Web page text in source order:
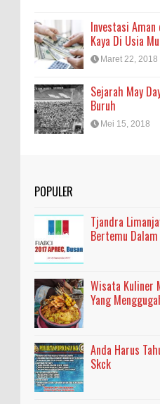
Investasi Aman
Kaya Di Usia
Maret 22, 2018
Sejarah May
Buruh
Mei 15, 2018
POPULER
Tjandra
Bertemu
Wisata Kuliner
Yang
Anda Harus
Skck